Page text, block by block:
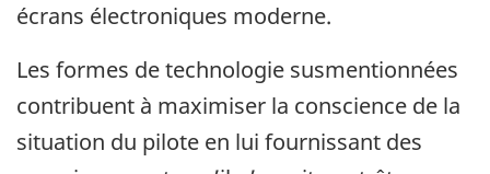
écrans électroniques moderne.
Les formes de technologie susmentionnées
contribuent à maximiser la conscience de la
situation du pilote en lui fournissant des